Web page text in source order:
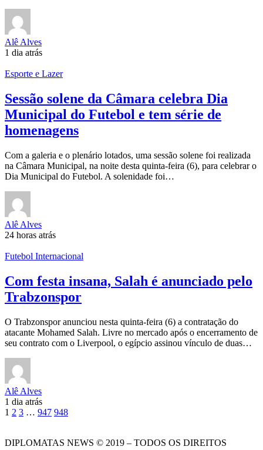
Alê Alves
1 dia atrás
Esporte e Lazer
Sessão solene da Câmara celebra Dia
Municipal do Futebol e tem série de
homenagens
Com a galeria e o plenário lotados, uma sessão solene foi realizada
na Câmara Municipal, na noite desta quinta-feira (6), para celebrar o
Dia Municipal do Futebol. A solenidade foi…
Alê Alves
24 horas atrás
Futebol Internacional
Com festa insana, Salah é anunciado pelo
Trabzonspor
O Trabzonspor anunciou nesta quinta-feira (6) a contratação do
atacante Mohamed Salah. Livre no mercado após o encerramento de
seu contrato com o Liverpool, o egípcio assinou vínculo de duas…
Alê Alves
1 dia atrás
1 2 3 … 947 948
DIPLOMATAS NEWS © 2019 – TODOS OS DIREITOS